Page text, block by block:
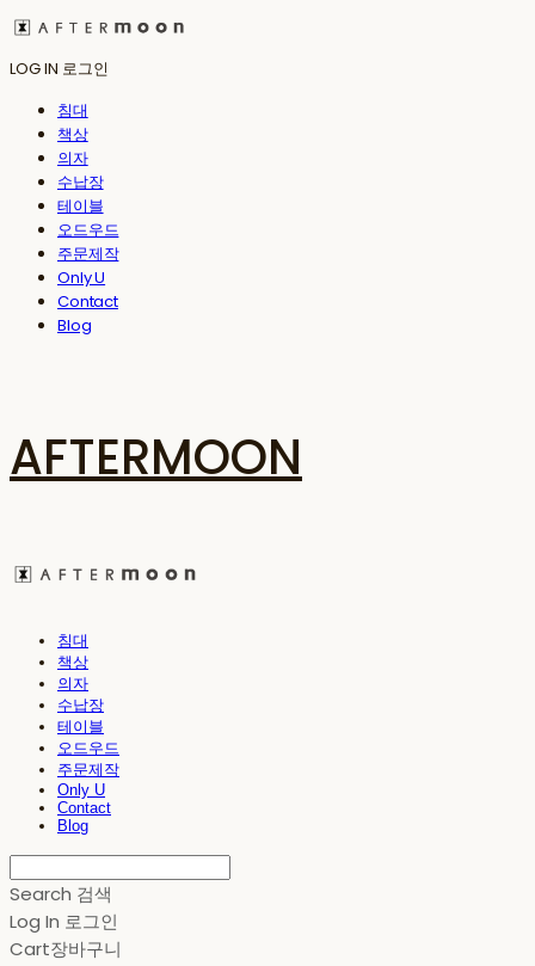
LOG IN 로그인
침대
책상
의자
수납장
테이블
오드우드
주문제작
Only U
Contact
Blog
AFTERMOON
침대
책상
의자
수납장
테이블
오드우드
주문제작
Only U
Contact
Blog
Search 검색
Log In 로그인
Cart장바구니